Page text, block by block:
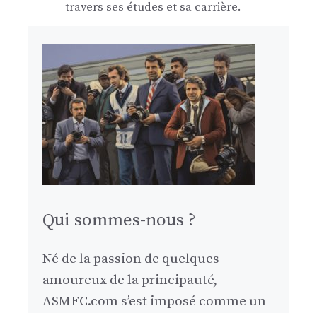
travers ses études et sa carrière.
Qui sommes-nous ?
Né de la passion de quelques
amoureux de la principauté,
ASMFC.com s’est imposé comme un